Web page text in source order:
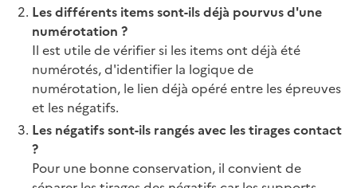
Les différents items sont-ils déjà pourvus d'une
numérotation ?
Il est utile de vérifier si les items ont déjà été
numérotés, d'identifier la logique de
numérotation, le lien déjà opéré entre les épreuves
et les négatifs.
Les négatifs sont-ils rangés avec les tirages contact
?
Pour une bonne conservation, il convient de